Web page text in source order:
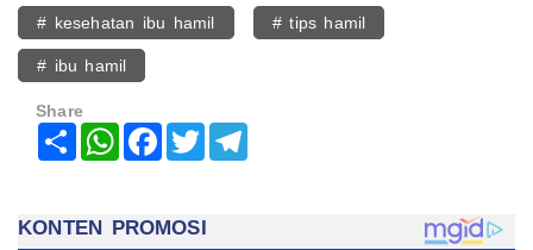
# kesehatan ibu hamil # tips hamil
# ibu hamil
Share
Share WhatsAppFacebook
Twitter